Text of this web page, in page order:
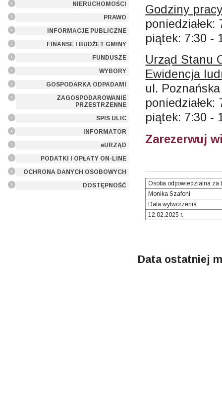
NIERUCHOMOŚCI
PRAWO
INFORMACJE PUBLICZNE
FINANSE I BUDŻET GMINY
FUNDUSZE
WYBORY
GOSPODARKA ODPADAMI
ZAGOSPODAROWANIE
PRZESTRZENNE
SPIS ULIC
INFORMATOR
eURZĄD
PODATKI I OPŁATY ON-LINE
OCHRONA DANYCH OSOBOWYCH
DOSTĘPNOŚĆ
Godziny
piątek: 7:30 -
Urząd Stanu
Ewidencja
ul.
piątek: 7:30 -
Zarezerwuj
Osoba odpowiedzialna za
Monika Szafoni
Data wytworzenia
12.02.2025 r.
Data ostatniej